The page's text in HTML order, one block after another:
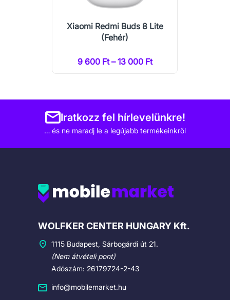
Xiaomi Redmi Buds 8 Lite
(Fehér)
9 600 Ft – 13 000 Ft
Iratkozz fel hírlevelünkre!
… és ne maradj le a legújabb termékeinkről
Cégadatok
WOLFKER CENTER HUNGARY Kft.
1115 Budapest, Sárbogárdi út 21.
(Nem átvételi pont)
Adószám: 26179724-2-43
info@mobilemarket.hu